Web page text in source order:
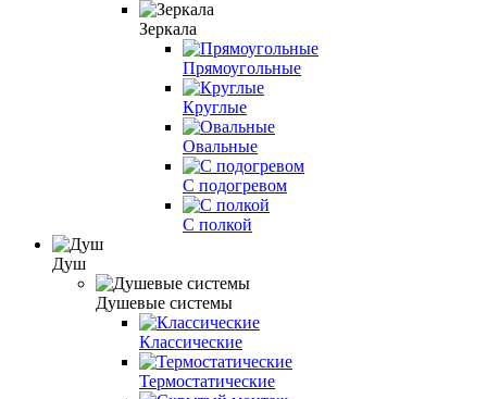
Зеркала
Прямоугольные
Круглые
Овальные
С подогревом
С полкой
Душ
Душевые системы
Классические
Термостатические